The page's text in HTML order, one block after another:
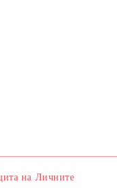
на Личните